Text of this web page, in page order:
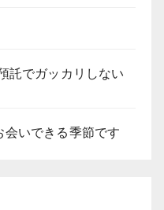
託でガッカリしない
会いできる季節です